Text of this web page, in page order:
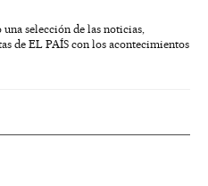
una selección de las noticias,
de EL PAÍS con los acontecimientos